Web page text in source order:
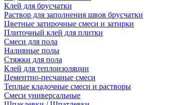
Клей для брусчатки
Раствор для заполнения швов брусчатки
Цветные затирочные смеси и затирки
Плиточный клей для плитки
Смеси для пола
Наливные полы
Стяжки для пола
Клей для теплоизоляции
Цементно-песчаные смеси
Теплые кладочные смеси и растворы
Смеси универсальные